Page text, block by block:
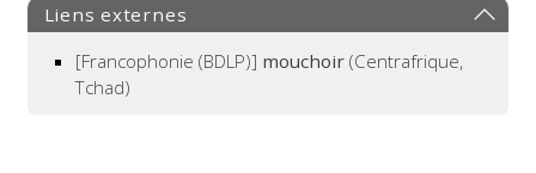
Liens externes
[Francophonie (BDLP)] mouchoir (Centrafrique,
Tchad)